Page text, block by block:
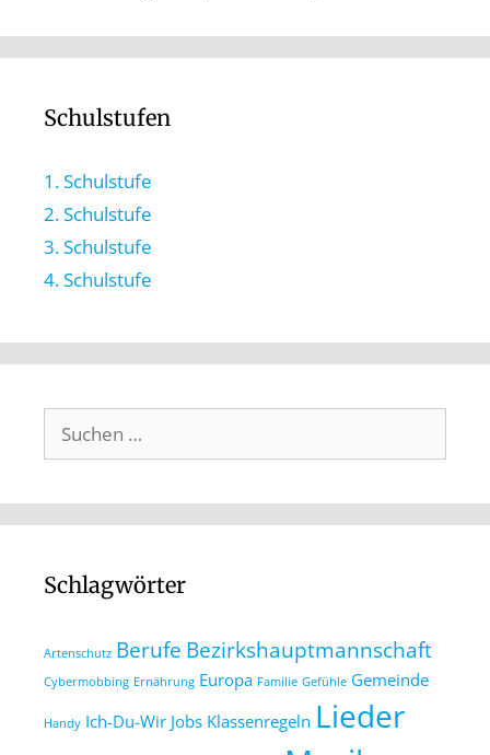
Schulstufen
1. Schulstufe
2. Schulstufe
3. Schulstufe
4. Schulstufe
Schlagwörter
Artenschutz Berufe Bezirkshauptmannschaft
Cybermobbing Ernährung Europa Familie Gefühle Gemeinde
Handy Ich-Du-Wir Jobs Klassenregeln Lieder